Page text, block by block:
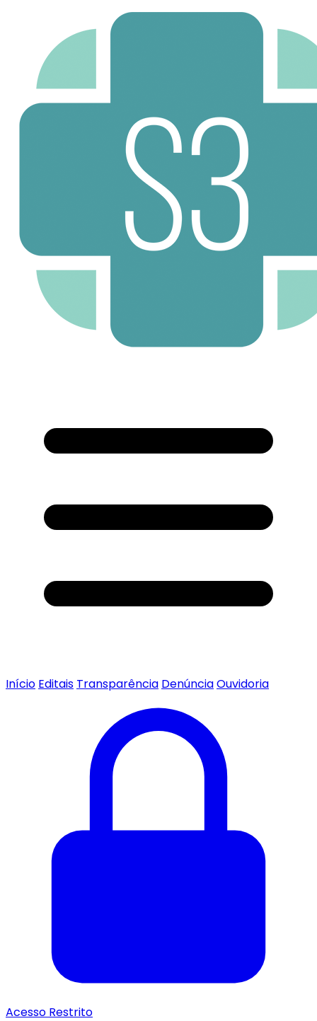
Início Editais Transparência DenúnciaOuvidoria
Acesso Restrito